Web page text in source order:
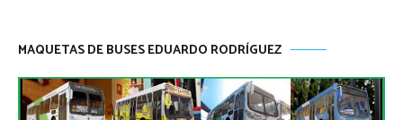
MAQUETAS DE BUSES EDUARDO RODRÍGUEZ